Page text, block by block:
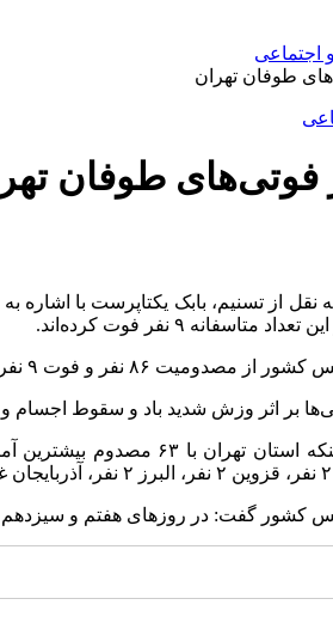
اجتماعی
طوفان تهران
فوتی‌های طوفان
۹ نفر فوت کرده‌اند.
۹ نفر در حوادث جوی روز‌های گذشته خبر داد.
کشور گفت: در روز‌های هفتم و سیزدهم